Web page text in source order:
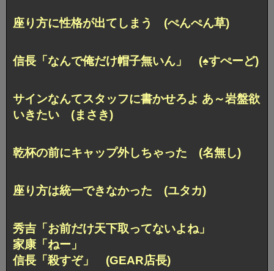
座り方に性格が出てしまう (ぺんぺん草)
信長「なんで俺だけ帽子無いん」 (♠すぺーど)
サインなんてスタッフに書かせろよ あ～岩盤欲
いきたい (まさき)
乾杯の前にキャップ外しちゃった (名無し)
座り方は統一できなかった (ユタカ)
秀吉「お前だけ天下取ってないよね」
家康「ねー」
信長「殺すぞ」 (GEAR店長)